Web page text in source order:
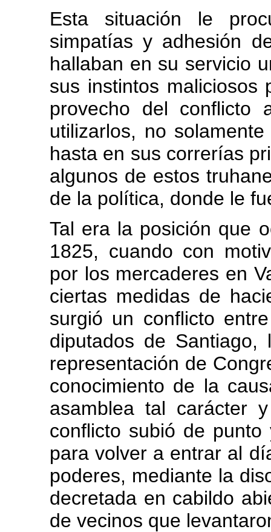
Esta situación le
simpatías y adhesión
hallaban en su servicio
sus instintos
provecho del conflicto
utilizarlos, no
hasta en sus correrías
algunos de estos
de la política, donde le
Tal era la posición que
1825, cuando con
por los mercaderes en
ciertas medidas de
surgió un conflicto
diputados de
representación de
conocimiento de la
asamblea tal carácter
conflicto subió de
para volver a entrar al
poderes, mediante la
decretada en cabildo
de vecinos que